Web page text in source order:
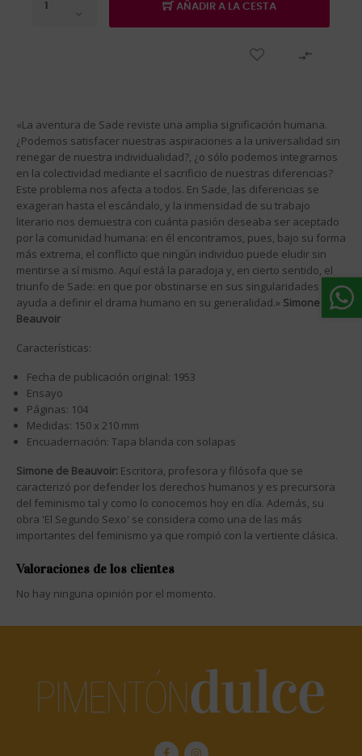
AÑADIR A LA CESTA

«La aventura de Sade reviste una amplia significación humana.
¿Podemos satisfacer nuestras aspiraciones a la universalidad sin
renegar de nuestra individualidad?, ¿o sólo podemos integrarnos
en la colectividad mediante el sacrificio de nuestras diferencias?
Este problema nos afecta a todos. En Sade, las diferencias se
exageran hasta el escándalo, y la inmensidad de su trabajo
literario nos demuestra con cuánta pasión deseaba ser aceptado
por la comunidad humana: en él encontramos, pues, bajo su forma
más extrema, el conflicto que ningún individuo puede eludir sin
mentirse a sí mismo. Aquí está la paradoja y, en cierto sentido, el
triunfo de Sade: en que por obstinarse en sus singularidades nos
ayuda a definir el drama humano en su generalidad.» Simone de
Beauvoir
Características:
Fecha de publicación original: 1953
Ensayo
Páginas: 104
Medidas: 150 x 210 mm
Encuadernación: Tapa blanda con solapas
Simone de Beauvoir: Escritora, profesora y filósofa que se
caracterizó por defender los derechos humanos y es precursora
del feminismo tal y como lo conocemos hoy en día. Además, su
obra 'El Segundo Sexo' se considera como una de las más
importantes del feminismo ya que rompió con la vertiente clásica.
Valoraciones de los clientes
No hay ninguna opinión por el momento.